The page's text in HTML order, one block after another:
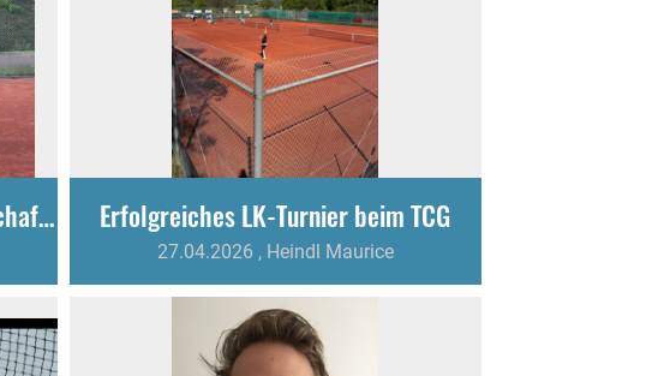
Auftakt für die U9-Kleinfeldmannschaft des TCG Erfolgreiches LK-Turnier beim TCG
27.04.2026 , Heindl Maurice